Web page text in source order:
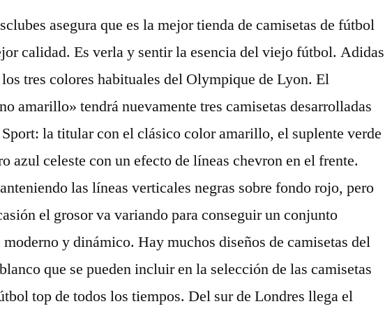
asegura que es la mejor tienda de camisetas de fútbol
calidad. Es verla y sentir la esencia del viejo fútbol. Adidas
tres colores habituales del Olympique de Lyon. El
amarillo» tendrá nuevamente tres camisetas desarrolladas
la titular con el clásico color amarillo, el suplente verde
azul celeste con un efecto de líneas chevron en el frente.
las líneas verticales negras sobre fondo rojo, pero
el grosor va variando para conseguir un conjunto
y dinámico. Hay muchos diseños de camisetas del
que se pueden incluir en la selección de las camisetas
top de todos los tiempos. Del sur de Londres llega el